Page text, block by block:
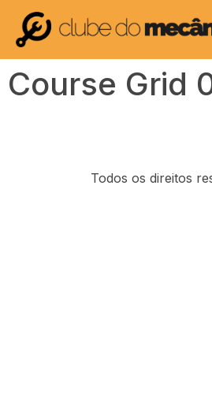
Course Grid
Todos os direitos